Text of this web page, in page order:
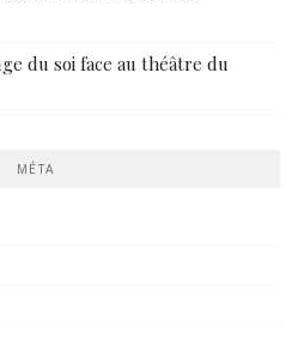
du soi face au théâtre du
MÉTA